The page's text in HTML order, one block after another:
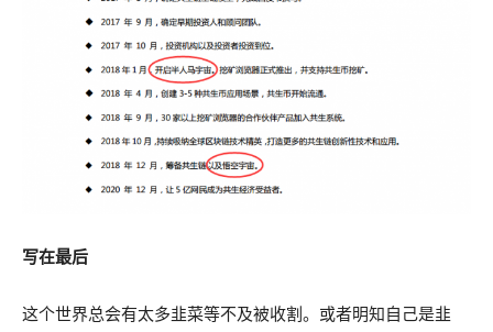
写在最后
这个世界总会有太多韭菜等不及被收割。或者明知自己是韭